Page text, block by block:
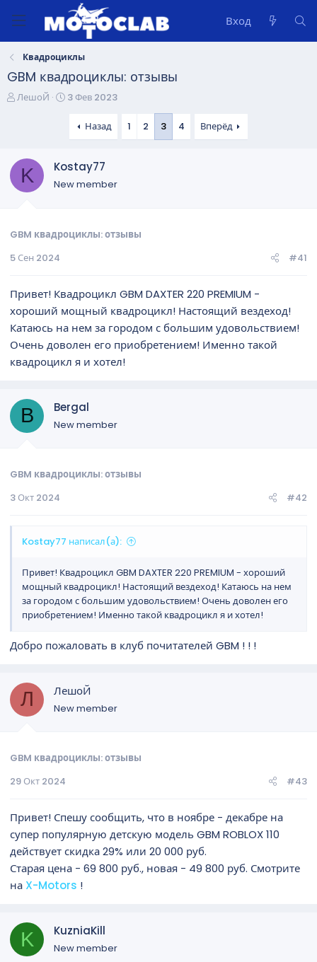
Вход
Квадроциклы
GBM квадроциклы: отзывы
А
м
ЛешоЙ
Д
а
а
ч
3 Фев 2023
Назад 1 2 3 4 Вперёд
K Kostay77
New member
GBM квадроциклы: отзывы
5 Сен 2024
#41
Привет! Квадроцикл GBM DAXTER 220 PREMIUM -
хороший мощный квадроцикл! Настоящий вездеход!
Катаюсь на нем за городом с большим удовольствием!
Очень доволен его приобретением! Именно такой
квадроцикл я и хотел!
B Bergal
New member
GBM квадроциклы: отзывы
3 Окт 2024
#42
Kostay77 написал(а):
Привет! Квадроцикл GBM DAXTER 220 PREMIUM - хороший
мощный квадроцикл! Настоящий вездеход! Катаюсь на нем
за городом с большим удовольствием! Очень доволен его
приобретением! Именно такой квадроцикл я и хотел!
Добро пожаловать в клуб почитателей GBM ! ! !
Л ЛешоЙ
New member
GBM квадроциклы: отзывы
29 Окт 2024
#43
Привет! Спешу сообщить, что в ноябре - декабре на
супер популярную детскую модель GBM ROBLOX 110
действует скидка 29% или 20 000 руб.
Старая цена - 69 800 руб., новая - 49 800 руб. Смотрите
на X-Motors !
K KuzniaKill
New member